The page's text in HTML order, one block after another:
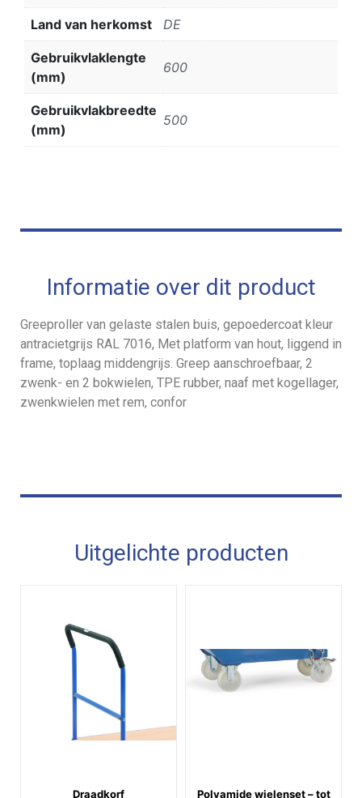
Land van herkomst DE
Gebruikvlaklengte
(mm)
600
Gebruikvlakbreedte
(mm)
500
Informatie over dit product
Greeproller van gelaste stalen buis, gepoedercoat kleur
antracietgrijs RAL 7016, Met platform van hout, liggend in
frame, toplaag middengrijs. Greep aanschroefbaar, 2
zwenk- en 2 bokwielen, TPE rubber, naaf met kogellager,
zwenkwielen met rem, confor
Uitgelichte producten
Draadkorf Polyamide wielenset – tot